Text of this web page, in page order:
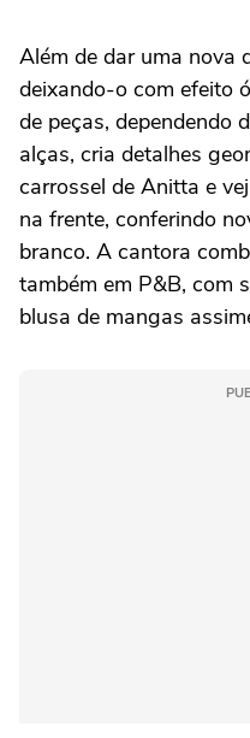
Além de dar uma nova
deixando-o com efeito
de peças, dependendo
alças, cria detalhes
carrossel de Anitta e
na frente, conferindo
branco. A cantora
também em P&B, com
blusa de mangas